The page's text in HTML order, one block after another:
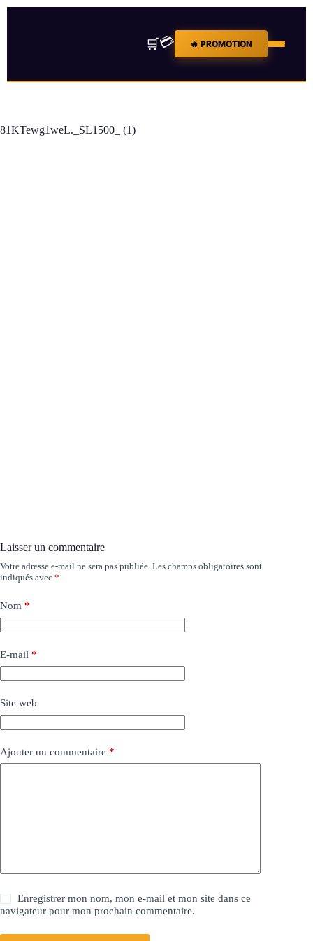
🛒💳 🔥 PROMOTION
81KTewg1weL._SL1500_ (1)
Laisser un commentaire
Votre adresse e-mail ne sera pas publiée. Les champs obligatoires sont
indiqués avec *
Nom *
E-mail *
Site web
Ajouter un commentaire *
Enregistrer mon nom, mon e-mail et mon site dans ce
navigateur pour mon prochain commentaire.